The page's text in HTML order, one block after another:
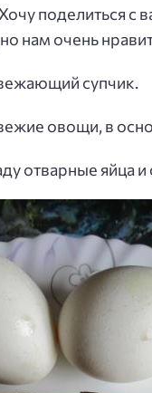
поделиться
но нам очень
супчик.
овощи, в
отварные яйца